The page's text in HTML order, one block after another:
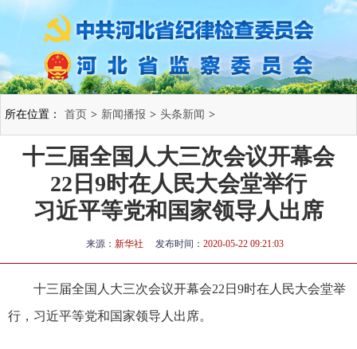
所在位置： 首页 > 新闻播报 > 头条新闻 >
十三届全国人大三次会议开幕会
22日9时在人民大会堂举行
习近平等党和国家领导人出席
来源： 新华社 发布时间： 2020-05-22 09:21:03
十三届全国人大三次会议开幕会22日9时在人民大会堂举
行，习近平等党和国家领导人出席。